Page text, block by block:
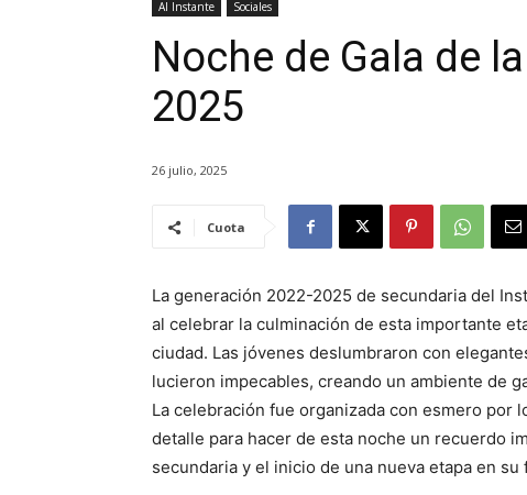
Al Instante Sociales
Noche de Gala de
2025
26 julio, 2025
Cuota
La generación 2022-2025 de secundaria del
al celebrar la culminación de esta importante
ciudad. Las jóvenes deslumbraron con
lucieron impecables, creando un ambiente de
La celebración fue organizada con esmero por
detalle para hacer de esta noche un recuerdo
secundaria y el inicio de una nueva etapa en su